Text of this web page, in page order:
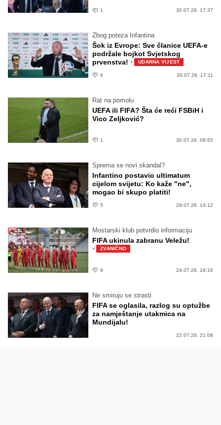
1 30.07.26. 17:37
Zbog poteza Infantina
Šok iz Evrope: Sve članice UEFA-e
podržale bojkot Svjetskog
prvenstva! · UDARNA VIJEST
6 30.07.26. 17:11
Rat na pomolu
UEFA ili FIFA? Šta će reći FSBiH i
Vico Zeljković?
1 30.07.26. 09:55
Sprema se novi skandal?
Infantino postavio ultimatum
cijelom svijetu: Ko kaže "ne",
mogao bi skupo platiti!
5 29.07.26. 14:12
Mostarski klub potvrdio informaciju
FIFA ukinula zabranu Veležu!
· ZVANIČNO
9 24.07.26. 18:16
Ne smiruju se strasti
FIFA se oglasila, razlog su optužbe
za namještanje utakmica na
Mundijalu!
22.07.26. 21:08